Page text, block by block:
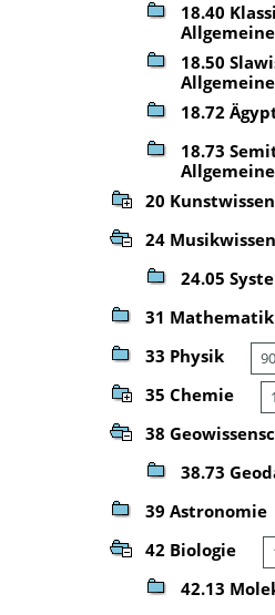
18.40
18.50
18.72
18.73
20
24
24.05
31 Mathematik
33 Physik
35 Chemie
38
38.73
39 Astronomie
42 Biologie
42.13